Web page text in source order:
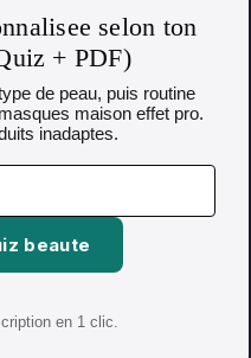
selon ton
+ PDF)
de peau, puis routine
maison effet pro.
inadaptes.
beaute
en 1 clic.